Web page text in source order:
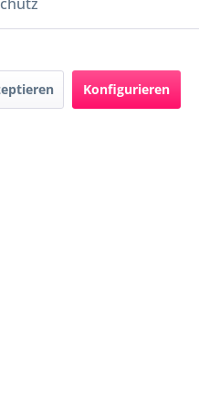
Konfigurieren